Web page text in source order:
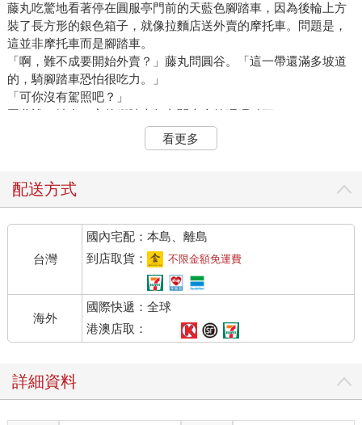
藤丸吃驚地看著停在圓服亭門前的天藍色腳踏車，因為後輪上方
裝了長方形的銀色箱子，就像拉麵店送外賣的摩托車。問題是，
這並非摩托車而是腳踏車。
「啊，難不成要開始外賣？」藤丸問圓谷。「這一帶還滿多坡道
的，騎腳踏車恐怕很吃力。」
「可你沒有駕照吧？」
「啥？我要去送外賣嗎！」
「笨蛋，這還用說！老子腰痠背痛。如果再去送外賣會死掉。」
用，只能認命地想「算了」。圓谷的確行事隨性，但藤丸在神經
大條的程度上也絕不遜色。
根據圓谷表示，圓谷的父親生前任圓服亭老闆時，是全家出動打
理餐廳，因此人手充足，也會送外賣。負責送外賣的，主要是當
時的少東家圓谷，趁熱送到的西餐，據說深受附近居民及T大教職
員喜愛。不過，當時圓谷送外賣是騎摩托車。藤丸有點憤懣地
想，老闆自己倒是樂得輕鬆。
圓谷付了錢給腳踏車行，立刻開始寫海報。
「這年頭便當店和超商很多，所以也不知道有多少人需要。不過
既然有了年輕的勞動力加入，稍微試著拓展一下事業版圖或許不
他說著拿起黑色麥克筆寫上大字：「開始外賣歡迎來電（＊僅限
晚餐時段）」。藤丸接過那張海報，用圖釘固定在收銀台後方牆
壁上。
看更多
配送方式
台灣
國內宅配：本島、離島
到店取貨：
不限金額免運費
海外
國際快遞：全球
港澳店取：
詳細資料